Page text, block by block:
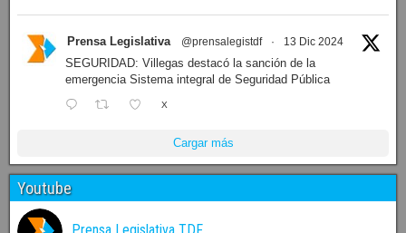
Prensa Legislativa @prensalegistdf · 13 Dic 2024
SEGURIDAD: Villegas destacó la sanción de la
emergencia Sistema integral de Seguridad Pública
X
Cargar más
Youtube